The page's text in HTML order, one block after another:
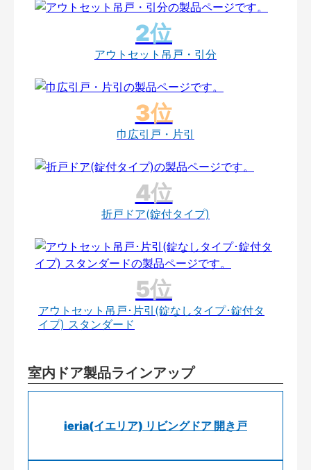
アウトセット吊戸・引分
巾広引戸・片引
折戸ドア(錠付タイプ)
アウトセット吊戸･片引(錠なしタイプ･錠付タ
イプ) スタンダード
室内ドア製品ラインアップ
ieria(イエリア) リビングドア 開き戸